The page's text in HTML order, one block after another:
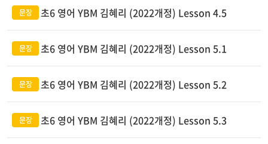
초6 영어 YBM 김혜리 (2022개정) Lesson 4.5
초6 영어 YBM 김혜리 (2022개정) Lesson 5.1
초6 영어 YBM 김혜리 (2022개정) Lesson 5.2
초6 영어 YBM 김혜리 (2022개정) Lesson 5.3